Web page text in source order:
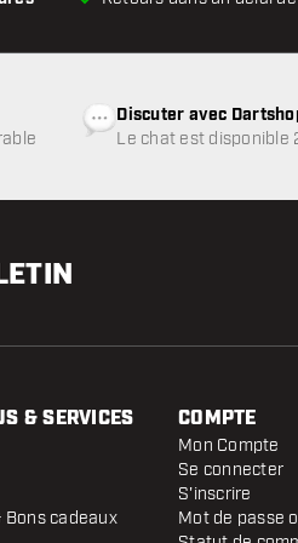
Discuter avec
Le chat est
& SERVICES
Bons cadeaux
COMPTE
Mon Compte
Se connecter
S'inscrire
Mot de passe